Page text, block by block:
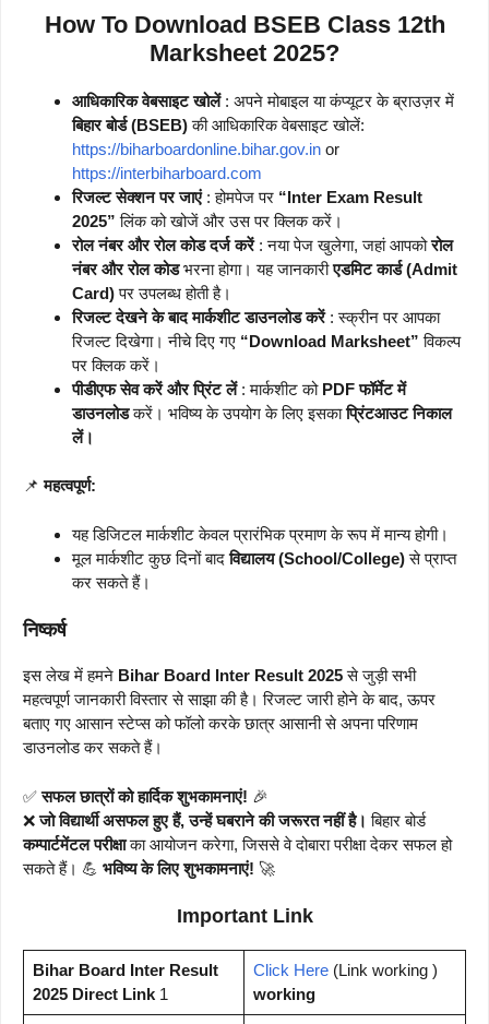
How To Download BSEB Class 12th
Marksheet 2025?
आधिकारिक वेबसाइट खोलें: अपने मोबाइल या कंप्यूटर के ब्राउज़र में
बिहार बोर्ड (BSEB)की आधिकारिक वेबसाइट खोलें:
https://biharboardonline.bihar.gov.in or
https://interbiharboard.com
रिजल्ट सेक्शन पर जाएं: होमपेज पर “Inter Exam Result
2025” लिंक को खोजें और उस पर क्लिक करें।
रोल नंबर और रोल कोड दर्ज करें: नया पेज खुलेगा, जहां आपकोरोल
नंबर और रोल कोडभरना होगा। यह जानकारीएडमिट कार्ड (Admit
Card)पर उपलब्ध होती है।
रिजल्ट देखने के बाद मार्कशीट डाउनलोड करें: स्क्रीन पर आपका
रिजल्ट दिखेगा। नीचे दिए गए “Download Marksheet” विकल्प
पर क्लिक करें।
पीडीएफ सेव करें और प्रिंट लें: मार्कशीट को PDF फॉर्मेट में
डाउनलोडकरें। भविष्य के उपयोग के लिए इसकाप्रिंटआउट निकाल
लें।
📌महत्वपूर्ण:
यह डिजिटल मार्कशीट केवल प्रारंभिक प्रमाण के रूप में मान्य होगी।
मूल मार्कशीट कुछ दिनों बादविद्यालय (School/College)से प्राप्त
कर सकते हैं।
निष्कर्ष
इस लेख में हमने Bihar Board Inter Result 2025से जुड़ी सभी
महत्वपूर्ण जानकारी विस्तार से साझा की है। रिजल्ट जारी होने के बाद, ऊपर
बताए गए आसान स्टेप्स को फॉलो करके छात्र आसानी से अपना परिणाम
डाउनलोड कर सकते हैं।
✅सफल छात्रों को हार्दिक शुभकामनाएं! 🎉
❌जो विद्यार्थी असफल हुए हैं, उन्हें घबराने की जरूरत नहीं है। बिहार बोर्ड
कम्पार्टमेंटल परीक्षाका आयोजन करेगा, जिससे वे दोबारा परीक्षा देकर सफल हो
सकते हैं। 💪 भविष्य के लिए शुभकामनाएं! 🚀
Important Link
Bihar Board Inter Result
2025 Direct Link1
Click Here (Link working )
working